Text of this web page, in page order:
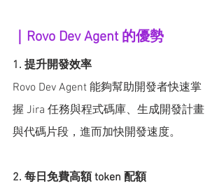
｜Rovo Dev Agent 的優勢
1. 提升開發效率
Rovo Dev Agent 能夠幫助開發者快速掌
握 Jira 任務與程式碼庫、生成開發計畫
與代碼片段，進而加快開發速度。
2. 每日免費高額 token 配額